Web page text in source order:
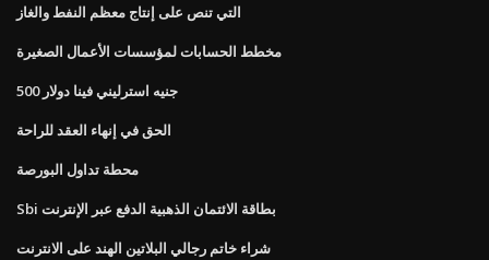
التي تنص على إنتاج معظم النفط والغاز
مخطط الحسابات لمؤسسات الأعمال الصغيرة
500 جنيه استرليني فينا دولار
الحق في إنهاء العقد للراحة
محطة تداول البورصة
Sbi بطاقة الائتمان الذهبية الدفع عبر الإنترنت
شراء خاتم رجالي البلاتين الهند على الانترنت